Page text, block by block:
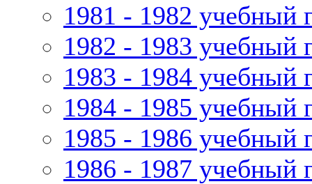
1981 - 1982 учебный
1982 - 1983 учебный
1983 - 1984 учебный
1984 - 1985 учебный
1985 - 1986 учебный
1986 - 1987 учебный